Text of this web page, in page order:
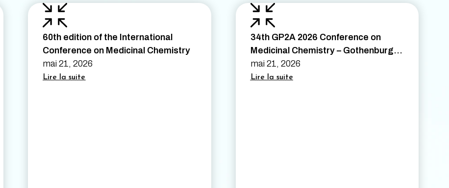
60th edition of the International
Conference on Medicinal Chemistry
mai 21, 2026
Lire la suite
34th GP2A 2026 Conference on
Medicinal Chemistry – Gothenburg,
Sweden – August 26th to 28th 2026
mai 21, 2026
Lire la suite